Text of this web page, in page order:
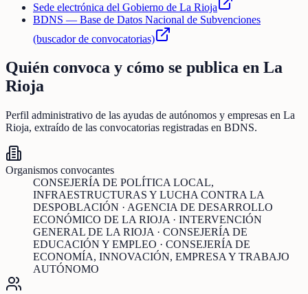
Sede electrónica del Gobierno de La Rioja
BDNS — Base de Datos Nacional de Subvenciones
(buscador de convocatorias)
Quién convoca y cómo se publica en La
Rioja
Perfil administrativo de las ayudas de autónomos y empresas en La
Rioja, extraído de las convocatorias registradas en BDNS.
Organismos convocantes
CONSEJERÍA DE POLÍTICA LOCAL,
INFRAESTRUCTURAS Y LUCHA CONTRA LA
DESPOBLACIÓN · AGENCIA DE DESARROLLO
ECONÓMICO DE LA RIOJA · INTERVENCIÓN
GENERAL DE LA RIOJA · CONSEJERÍA DE
EDUCACIÓN Y EMPLEO · CONSEJERÍA DE
ECONOMÍA, INNOVACIÓN, EMPRESA Y TRABAJO
AUTÓNOMO